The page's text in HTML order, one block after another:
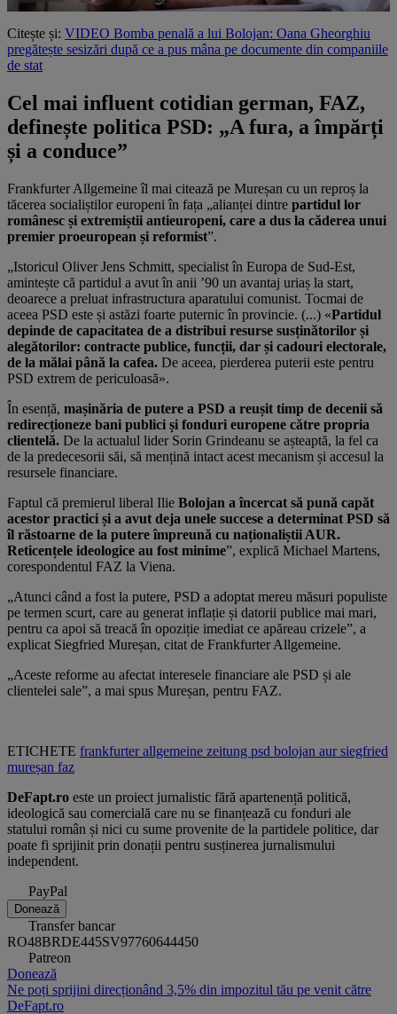
Citește și: VIDEO Bomba penală a lui Bolojan: Oana Gheorghiu
pregătește sesizări după ce a pus mâna pe documente din companiile
de stat
Cel mai influent cotidian german, FAZ,
definește politica PSD: „A fura, a împărți
și a conduce”
Frankfurter Allgemeine îl mai citează pe Mureșan cu un reproș la
tăcerea socialiștilor europeni în fața „alianței dintre partidul lor
românesc și extremiștii antieuropeni, care a dus la căderea unui
premier proeuropean și reformist”.
„Istoricul Oliver Jens Schmitt, specialist în Europa de Sud-Est,
amintește că partidul a avut în anii ’90 un avantaj uriaș la start,
deoarece a preluat infrastructura aparatului comunist. Tocmai de
aceea PSD este și astăzi foarte puternic în provincie. (...) «Partidul
depinde de capacitatea de a distribui resurse susținătorilor și
alegătorilor: contracte publice, funcții, dar și cadouri electorale,
de la mălai până la cafea. De aceea, pierderea puterii este pentru
PSD extrem de periculoasă».
În esență, mașinăria de putere a PSD a reușit timp de decenii să
redirecționeze bani publici și fonduri europene către propria
clientelă. De la actualul lider Sorin Grindeanu se așteaptă, la fel ca
de la predecesorii săi, să mențină intact acest mecanism și accesul la
resursele financiare.
Faptul că premierul liberal Ilie Bolojan a încercat să pună capăt
acestor practici și a avut deja unele succese a determinat PSD să
îl răstoarne de la putere împreună cu naționaliștii AUR.
Reticențele ideologice au fost minime”, explică Michael Martens,
corespondentul FAZ la Viena.
„Atunci când a fost la putere, PSD a adoptat mereu măsuri populiste
pe termen scurt, care au generat inflație și datorii publice mai mari,
pentru ca apoi să treacă în opoziție imediat ce apăreau crizele”, a
explicat Siegfried Mureșan, citat de Frankfurter Allgemeine.
„Aceste reforme au afectat interesele financiare ale PSD și ale
clientelei sale”, a mai spus Mureșan, pentru FAZ.
ETICHETE frankfurter allgemeine zeitung psd bolojan aursiegfried
mureșan faz
DeFapt.ro este un proiect jurnalistic fără apartenență politică,
ideologică sau comercială care nu se finanțează cu fonduri ale
statului român și nici cu sume provenite de la partidele politice, dar
poate fi sprijinit prin donații pentru susținerea jurnalismului
independent.
PayPal
Donează
Transfer bancar
RO48BRDE445SV97760644450
Patreon
Donează
Ne poți sprijini direcționând 3,5% din impozitul tău pe venit către
DeFapt.ro